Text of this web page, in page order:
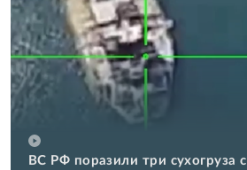
ВС РФ поразили три сухогруза с